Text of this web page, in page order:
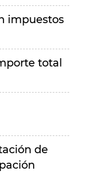
impuestos
total
de